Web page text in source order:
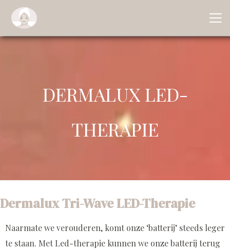
DERMALUX LED-
THERAPIE
Dermalux Tri-Wave LED-Therapie
Naarmate we verouderen, komt onze ‘batterij’ steeds leger
te staan. Met Led-therapie kunnen we onze batterij terug